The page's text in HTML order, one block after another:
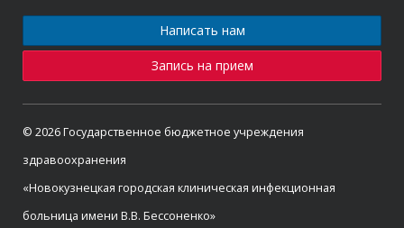
Написать нам
Запись на прием
© 2026 Государственное бюджетное учреждения
здравоохранения
«Новокузнецкая городская клиническая инфекционная
больница имени В.В. Бессоненко»